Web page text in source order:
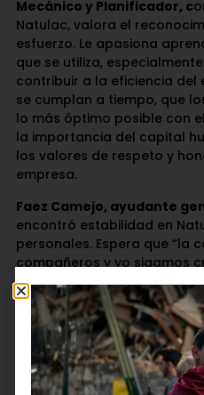
Mecánico y Planificador, c
Natulac, valora el
esfuerzo. Le apasiona
que se utiliza,
contribuir a la eficiencia del
se cumplan a tiempo, que
lo más óptimo posible con
la importancia del capital
los valores de respeto y
empresa.
Faez Camejo, ayudante
encontró estabilidad en
personales. Espera que “la
compañeros y yo sigamos
futuro”.
La ingeniera industrial y
Armas, se siente motivada
Natulac, su entorno laboral
Destaca su crecimiento
años de desempeño en la